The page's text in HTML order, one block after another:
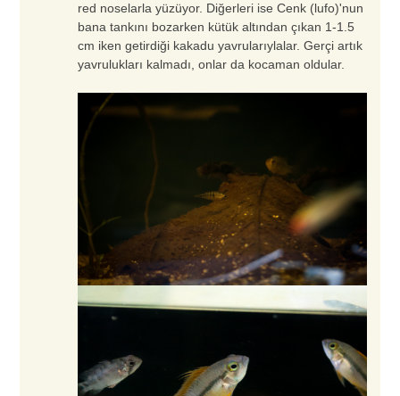
red noselarla yüzüyor. Diğerleri ise Cenk (lufo)'nun
bana tankını bozarken kütük altından çıkan 1-1.5
cm iken getirdiği kakadu yavrularıylalar. Gerçi artık
yavrulukları kalmadı, onlar da kocaman oldular.